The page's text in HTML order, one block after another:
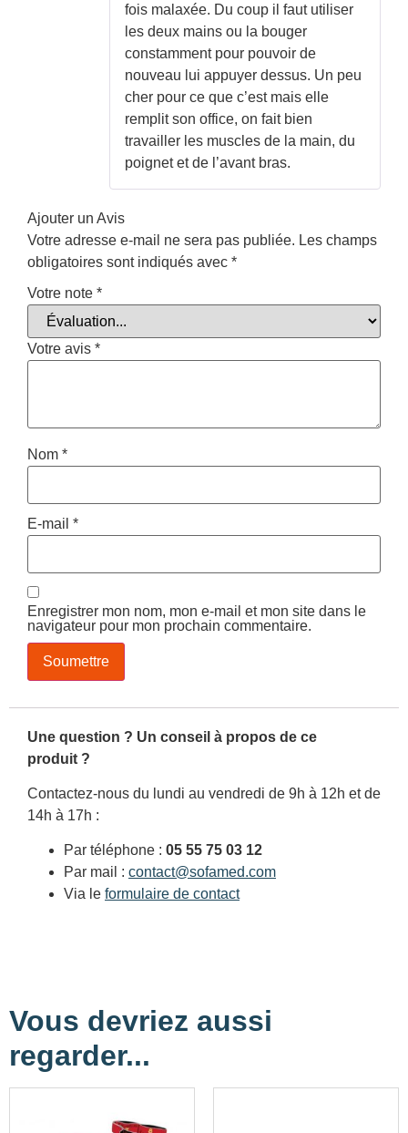
fois malaxée. Du coup il faut utiliser
les deux mains ou la bouger
constamment pour pouvoir de
nouveau lui appuyer dessus. Un peu
cher pour ce que c’est mais elle
remplit son office, on fait bien
travailler les muscles de la main, du
poignet et de l’avant bras.
Ajouter un Avis
Votre adresse e-mail ne sera pas publiée. Les champs
obligatoires sont indiqués avec *
Votre note *
Votre avis *
Nom *
E-mail *
Enregistrer mon nom, mon e-mail et mon site dans le
navigateur pour mon prochain commentaire.
Une question ? Un conseil à propos de ce
produit ?
Contactez-nous du lundi au vendredi de 9h à 12h et de
14h à 17h :
Par téléphone : 05 55 75 03 12
Par mail : contact@sofamed.com
Via le formulaire de contact
Vous devriez aussi
regarder...